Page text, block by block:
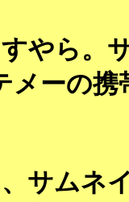
やら。
ーの携
サムネ